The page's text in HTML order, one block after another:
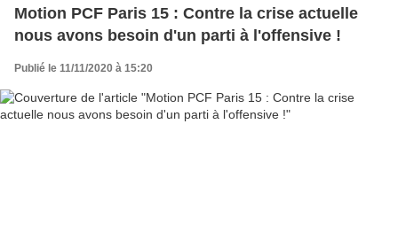
Motion PCF Paris 15 : Contre la crise actuelle
nous avons besoin d'un parti à l'offensive !
Publié le 11/11/2020 à 15:20